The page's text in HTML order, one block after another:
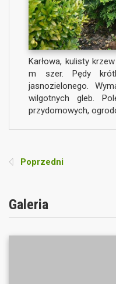
Karłowa, kulisty
m szer. Pędy
jasnozielonego.
wilgotnych gleb.
przydomowych,
Poprzedni
Galeria